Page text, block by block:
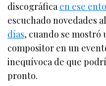
discográficaen ese
escuchado novedades
días, cuando se mostró
compositor en un
inequívoca de que
pronto.